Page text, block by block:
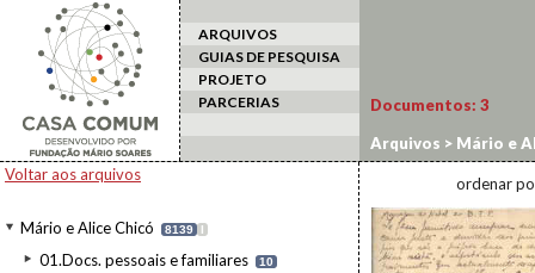
ARQUIVOS
GUIAS DE PESQUISA
PROJETO
PARCERIAS
Voltar aos arquivos
Mário e Alice Chicó 8139 I
01.Docs. pessoais e familiares 10
Documentos: 3
Arquivos > Mário e
actividades
ordenar